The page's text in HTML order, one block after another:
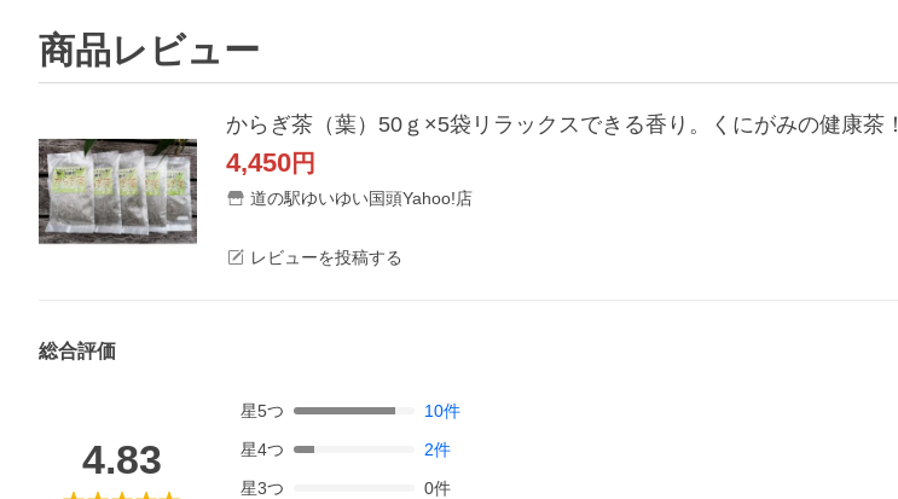
商品レビュー
からぎ茶（葉）50ｇ×5袋リラックスできる香り。くにがみの健康茶！
4,450円
道の駅ゆいゆい国頭Yahoo!店
レビューを投稿する
総合評価
4.83
星5つ 10件
星4つ 2件
星3つ 0件